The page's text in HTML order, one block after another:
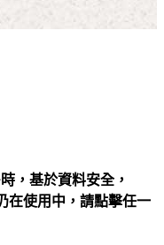
，基於資料安全，
在使用中，請點擊任一